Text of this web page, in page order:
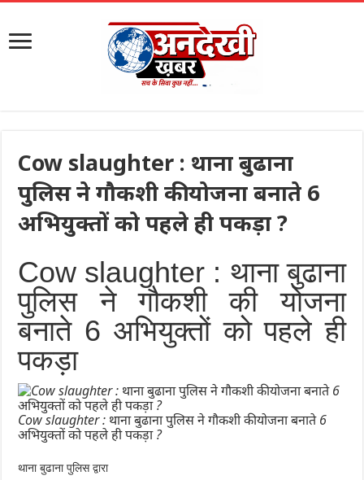
Cow slaughter : थाना बुढाना
पुलिस ने गौकशी की योजना बनाते 6
अभियुक्तों को पहले ही पकड़ा ?
Cow slaughter : थाना बुढाना
पुलिस ने गौकशी की योजना
बनाते 6 अभियुक्तों को पहले ही
पकड़ा
Cow slaughter : थाना बुढाना पुलिस ने गौकशी की योजना बनाते 6
अभियुक्तों को पहले ही पकड़ा ?
थाना बुढाना पुलिस द्वारा